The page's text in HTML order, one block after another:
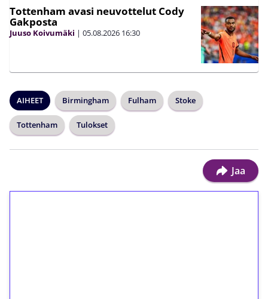
Tottenham avasi neuvottelut Cody
Gakposta
Juuso Koivumäki | 05.08.2026 16:30
AIHEET Birmingham Fulham Stoke
Tottenham Tulokset
Jaa